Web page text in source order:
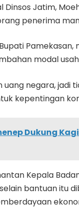
Dinsos Jatim,
penerima
modal
negara, jadi
kepentingan
Dukung
Kepala
bantuan itu